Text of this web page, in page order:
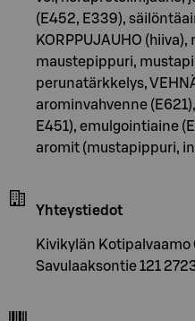
(E452, E339),
KORPPUJAUHO
maustepippuri,
perunatärkkelys,
arominvahvenne
E451), emulgointiaine
aromit (mustapippuri,
Yhteystiedot
Kivikylän Kotipalvaamo
Savulaaksontie 121